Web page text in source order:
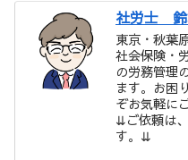
社労士 鈴
東京・秋葉
社会保険・
の労務管理
ます。お困
ぞお気軽に
⇊ご依頼は
す。⇊